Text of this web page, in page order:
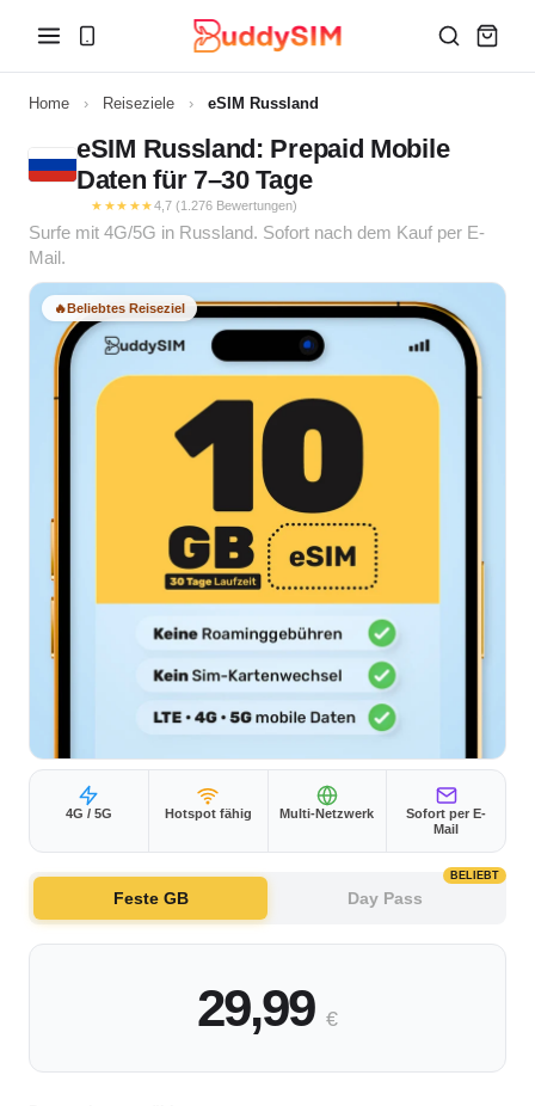
Home › Reiseziele › eSIM Russland
eSIM Russland: Prepaid Mobile
Daten für 7–30 Tage
★★★★★4,7 (1.276 Bewertungen)
Surfe mit 4G/5G in Russland. Sofort nach dem Kauf per E-
Mail.
🔥Beliebtes Reiseziel
4G / 5G Hotspot fähig Multi-Netzwerk
Sofort per E-
Mail
Feste GB Day Pass
BELIEBT
29,99 €